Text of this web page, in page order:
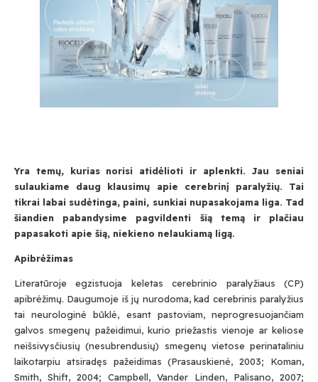
Yra temų, kurias norisi atidėlioti ir aplenkti. Jau seniai
sulaukiame daug klausimų apie cerebrinį paralyžių. Tai
tikrai labai sudėtinga, paini, sunkiai nupasakojama liga. Tad
šiandien pabandysime pagvildenti šią temą ir plačiau
papasakoti apie šią, niekieno nelaukiamą ligą.
Apibrėžimas
Literatūroje egzistuoja keletas cerebrinio paralyžiaus (CP)
apibrėžimų. Daugumoje iš jų nurodoma, kad cerebrinis paralyžius
tai neurologinė būklė, esant pastoviam, neprogresuojančiam
galvos smegenų pažeidimui, kurio priežastis vienoje ar keliose
neišsivysčiusių (nesubrendusių) smegenų vietose perinataliniu
laikotarpiu atsiradęs pažeidimas (Prasauskienė, 2003; Koman,
Smith, Shift, 2004; Campbell, Vander Linden, Palisano, 2007;